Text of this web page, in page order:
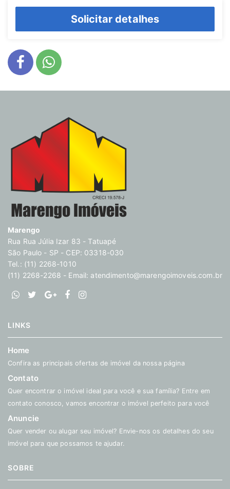
Solicitar detalhes
Marengo
Rua Rua Júlia Izar 83 - Tatuapé
São Paulo - SP - CEP: 03318-030
Tel.: (11) 2268-1010
(11) 2268-2268 - Email: atendimento@marengoimoveis.com.br
LINKS
Home
Confira as principais ofertas de imóvel da nossa página
Contato
Quer encontrar o imóvel ideal para você e sua família? Entre em
contato conosco, vamos encontrar o imóvel perfeito para você
Anuncie
Quer vender ou alugar seu imóvel? Envie-nos os detalhes do seu
imóvel para que possamos te ajudar.
SOBRE